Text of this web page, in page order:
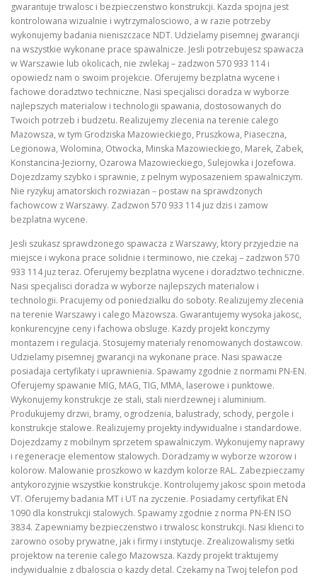
gwarantuje trwalosc i bezpieczenstwo konstrukcji. Kazda spojna jest
kontrolowana wizualnie i wytrzymalosciowo, a w razie potrzeby
wykonujemy badania nieniszczace NDT. Udzielamy pisemnej gwarancji
na wszystkie wykonane prace spawalnicze. Jesli potrzebujesz spawacza
w Warszawie lub okolicach, nie zwlekaj – zadzwon 570 933 114 i
opowiedz nam o swoim projekcie. Oferujemy bezplatna wycene i
fachowe doradztwo techniczne. Nasi specjalisci doradza w wyborze
najlepszych materialow i technologii spawania, dostosowanych do
Twoich potrzeb i budzetu. Realizujemy zlecenia na terenie calego
Mazowsza, w tym Grodziska Mazowieckiego, Pruszkowa, Piaseczna,
Legionowa, Wolomina, Otwocka, Minska Mazowieckiego, Marek, Zabek,
Konstancina-Jeziorny, Ozarowa Mazowieckiego, Sulejowka i Jozefowa.
Dojezdzamy szybko i sprawnie, z pelnym wyposazeniem spawalniczym.
Nie ryzykuj amatorskich rozwiazan – postaw na sprawdzonych
fachowcow z Warszawy. Zadzwon 570 933 114 juz dzis i zamow
bezplatna wycene.
Jesli szukasz sprawdzonego spawacza z Warszawy, ktory przyjedzie na
miejsce i wykona prace solidnie i terminowo, nie czekaj – zadzwon 570
933 114 juz teraz. Oferujemy bezplatna wycene i doradztwo techniczne.
Nasi specjalisci doradza w wyborze najlepszych materialow i
technologii. Pracujemy od poniedzialku do soboty. Realizujemy zlecenia
na terenie Warszawy i calego Mazowsza. Gwarantujemy wysoka jakosc,
konkurencyjne ceny i fachowa obsluge. Kazdy projekt konczymy
montazem i regulacja. Stosujemy materialy renomowanych dostawcow.
Udzielamy pisemnej gwarancji na wykonane prace. Nasi spawacze
posiadaja certyfikaty i uprawnienia. Spawamy zgodnie z normami PN-EN.
Oferujemy spawanie MIG, MAG, TIG, MMA, laserowe i punktowe.
Wykonujemy konstrukcje ze stali, stali nierdzewnej i aluminium.
Produkujemy drzwi, bramy, ogrodzenia, balustrady, schody, pergole i
konstrukcje stalowe. Realizujemy projekty indywidualne i standardowe.
Dojezdzamy z mobilnym sprzetem spawalniczym. Wykonujemy naprawy
i regeneracje elementow stalowych. Doradzamy w wyborze wzorow i
kolorow. Malowanie proszkowo w kazdym kolorze RAL. Zabezpieczamy
antykorozyjnie wszystkie konstrukcje. Kontrolujemy jakosc spoin metoda
VT. Oferujemy badania MT i UT na zyczenie. Posiadamy certyfikat EN
1090 dla konstrukcji stalowych. Spawamy zgodnie z norma PN-EN ISO
3834. Zapewniamy bezpieczenstwo i trwalosc konstrukcji. Nasi klienci to
zarowno osoby prywatne, jak i firmy i instytucje. Zrealizowalismy setki
projektow na terenie calego Mazowsza. Kazdy projekt traktujemy
indywidualnie z dbaloscia o kazdy detal. Czekamy na Twoj telefon pod